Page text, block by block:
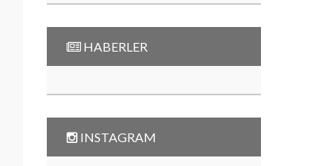
HABERLER
INSTAGRAM